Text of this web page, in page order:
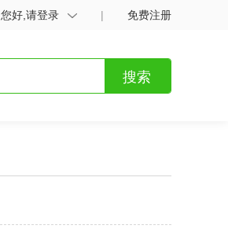
您好,请登录 | 免费注册
搜索